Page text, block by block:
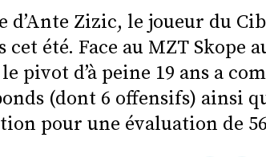
d’Ante Zizic, le joueur du
été. Face au MZT Skope
pivot d’à peine 19 ans a
(dont 6 offensifs) ainsi
pour une évaluation de